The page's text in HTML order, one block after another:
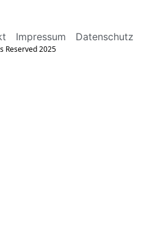
Impressum Datenschutz
Reserved 2025